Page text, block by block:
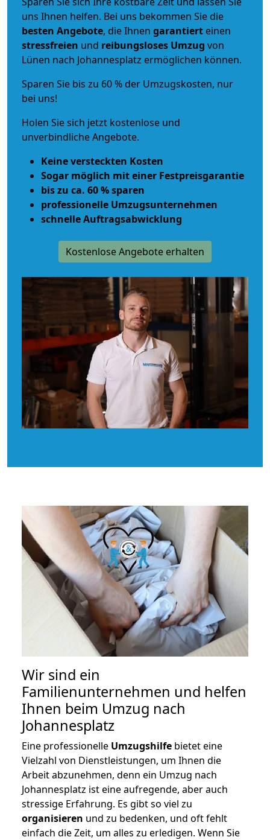
uns Ihnen helfen. Bei uns bekommen Sie die
besten Angebote, die Ihnen garantiert einen
stressfreien und reibungsloses Umzug von
Lünen nach Johannesplatz ermöglichen können.
Sparen Sie bis zu 60 % der Umzugskosten, nur
bei uns!
Holen Sie sich jetzt kostenlose und
unverbindliche Angebote.
Keine versteckten Kosten
Sogar möglich mit einer Festpreisgarantie
bis zu ca. 60 % sparen
professionelle Umzugsunternehmen
schnelle Auftragsabwicklung
Kostenlose Angebote erhalten
Wir sind ein
Familienunternehmen und helfen
Ihnen beim Umzug nach
Johannesplatz
Eine professionelle Umzugshilfe bietet eine
Vielzahl von Dienstleistungen, um Ihnen die
Arbeit abzunehmen, denn ein Umzug nach
Johannesplatz ist eine aufregende, aber auch
stressige Erfahrung. Es gibt so viel zu
organisieren und zu bedenken, und oft fehlt
einfach die Zeit, um alles zu erledigen. Wenn Sie